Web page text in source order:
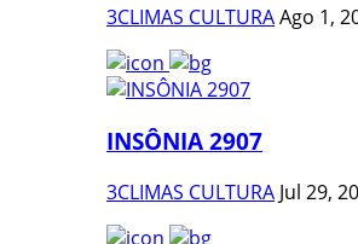
3CLIMAS CULTURAAgo 1,
INSÔNIA 2907
3CLIMAS CULTURA Jul 29,